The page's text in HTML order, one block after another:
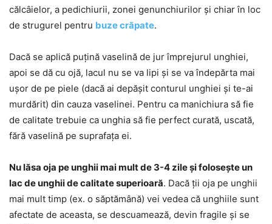
călcâielor, a pedichiurii, zonei genunchiurilor și chiar în loc
de strugurel pentru buze crăpate.
Dacă se aplică puțină vaselină de jur împrejurul unghiei,
apoi se dă cu ojă, lacul nu se va lipi și se va îndepărta mai
ușor de pe piele (dacă ai depășit conturul unghiei și te-ai
murdărit) din cauza vaselinei. Pentru ca manichiura să fie
de calitate trebuie ca unghia să fie perfect curată, uscată,
fără vaselină pe suprafața ei.
Nu lăsa oja pe unghii mai mult de 3-4 zile și folosește un
lac de unghii de calitate superioară. Dacă ții oja pe unghii
mai mult timp (ex. o săptămână) vei vedea că unghiile sunt
afectate de aceasta, se descuamează, devin fragile și se